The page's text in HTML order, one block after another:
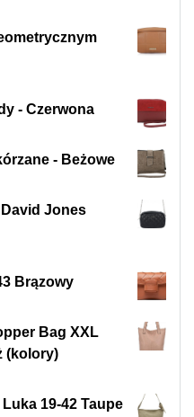
- Czerwona
- Beżowe
Jones
Brązowy
Bag XXL
(kolory)
19-42 Taupe